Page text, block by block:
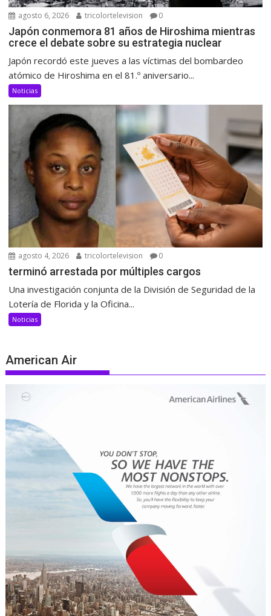
agosto 6, 2026 tricolortelevision 0
Japón conmemora 81 años de Hiroshima mientras
crece el debate sobre su estrategia nuclear
Japón recordó este jueves a las víctimas del bombardeo
atómico de Hiroshima en el 81.º aniversario...
Noticias
agosto 4, 2026 tricolortelevision 0
terminó arrestada por múltiples cargos
Una investigación conjunta de la División de Seguridad de la
Lotería de Florida y la Oficina...
Noticias
American Air